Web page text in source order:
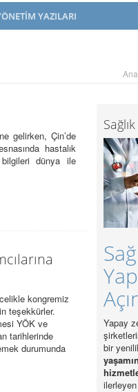
YAZILARI
gelirken, Çin’de
hastalık
dünya ile
kongremiz
teşekkürler.
YÖK ve
tarihlerinde
durumunda
Yapay
bir